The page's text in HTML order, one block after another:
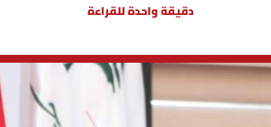
دقيقة واحدة للقراءة